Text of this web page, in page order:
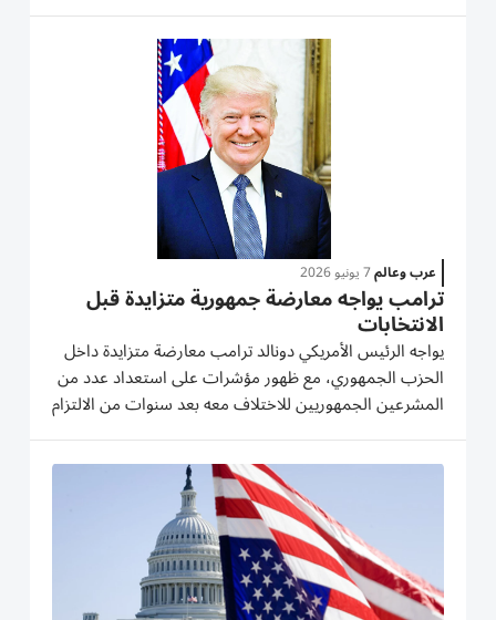
متغلبين على نائبين حاليين، مما يضمن عملياً انتخاب
عرب وعالم7 يونيو 2026
ترامب يواجه معارضة جمهورية متزايدة قبل
الانتخابات
يواجه الرئيس الأمريكي دونالد ترامب معارضة متزايدة داخل
الحزب الجمهوري، مع ظهور مؤشرات على استعداد عدد من
المشرعين الجمهوريين للاختلاف معه بعد سنوات من الالتزام
شبه الكامل بمواقفه. وخلال الأسبوع الماضي، انتقدت
مجموعات من الجمهوريين في مجلسي الشيوخ والنواب